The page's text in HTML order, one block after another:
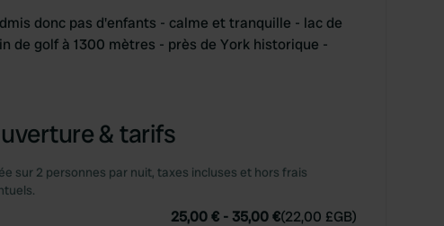
donc pas d'enfants - calme et tranquille - lac de
de golf à 1300 mètres - près de York historique -
& tarifs
sur 2 personnes par nuit, taxes incluses et hors frais
25,00 € - 35,00 €(22,00 £GB)